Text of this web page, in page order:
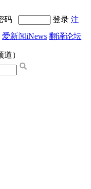
码 登录 注
爱新闻iNews 翻译论坛
）